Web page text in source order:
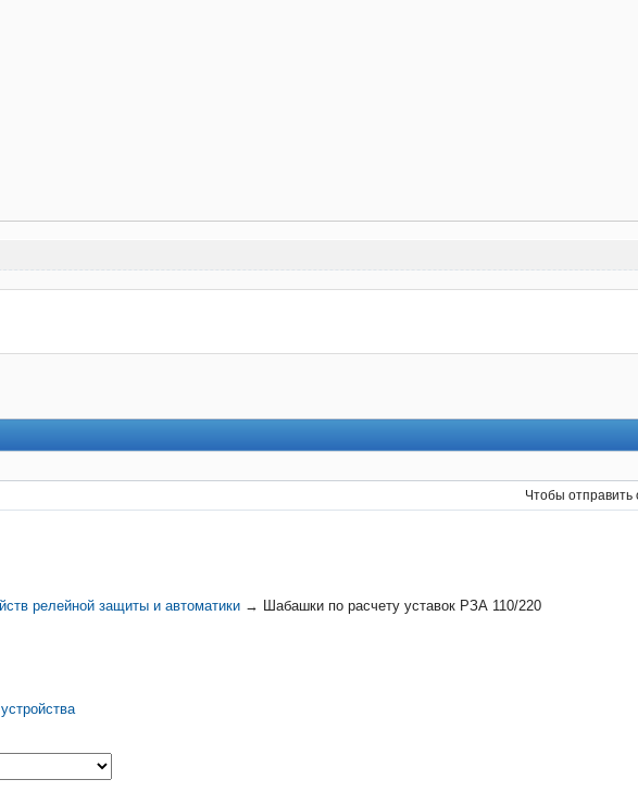
Чтобы отправить
релейной защиты и автоматики → Шабашки по расчету уставок РЗА 110/220